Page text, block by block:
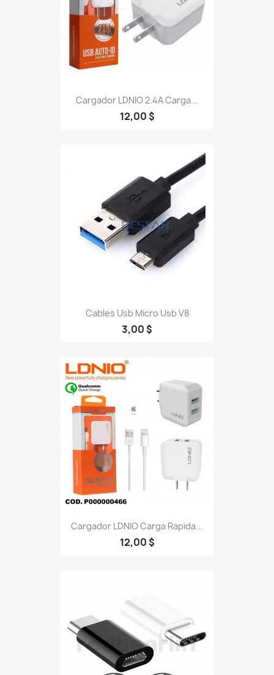
Cargador LDNIO 2.4A Carga...
12,00 $
Cables Usb Micro Usb V8
3,00 $
Cargador LDNIO Carga Rapida...
12,00 $